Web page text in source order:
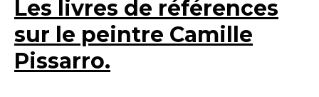
Les livres de références
sur le peintre Camille
Pissarro.